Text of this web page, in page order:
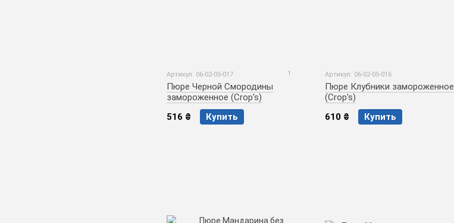
Артикул: 06-02-05-017 1
Пюре Черной Смородины
замороженное (Crop's)
516 ₴
Купить
Артикул: 06-02-05-016
Пюре Клубники замороженное
(Crop's)
610 ₴
Купить